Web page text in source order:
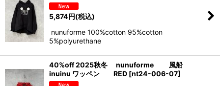
5,874円(税込)
nunuforme 100%cotton 95%cotton
5%polyurethane
40%off 2025秋冬 nunuforme 風船
inuinu ワッペン RED [nt24-006-07]